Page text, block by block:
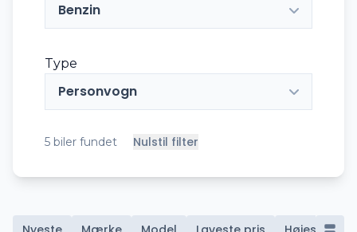
Benzin
Type
Personvogn
5 biler fundet Nulstil filter